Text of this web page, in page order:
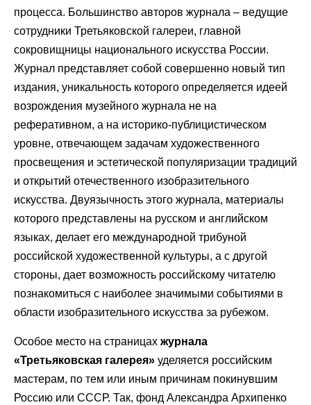
процесса. Большинство авторов журнала – ведущие
сотрудники Третьяковской галереи, главной
сокровищницы национального искусства России.
Журнал представляет собой совершенно новый тип
издания, уникальность которого определяется идеей
возрождения музейного журнала не на
реферативном, а на историко-публицистическом
уровне, отвечающем задачам художественного
просвещения и эстетической популяризации традиций
и открытий отечественного изобразительного
искусства. Двуязычность этого журнала, материалы
которого представлены на русском и английском
языках, делает его международной трибуной
российской художественной культуры, а с другой
стороны, дает возможность российскому читателю
познакомиться с наиболее значимыми событиями в
области изобразительного искусства за рубежом.
Особое место на страницах журнала
«Третьяковская галерея» уделяется российским
мастерам, по тем или иным причинам покинувшим
Россию или СССР. Так, фонд Александра Архипенко